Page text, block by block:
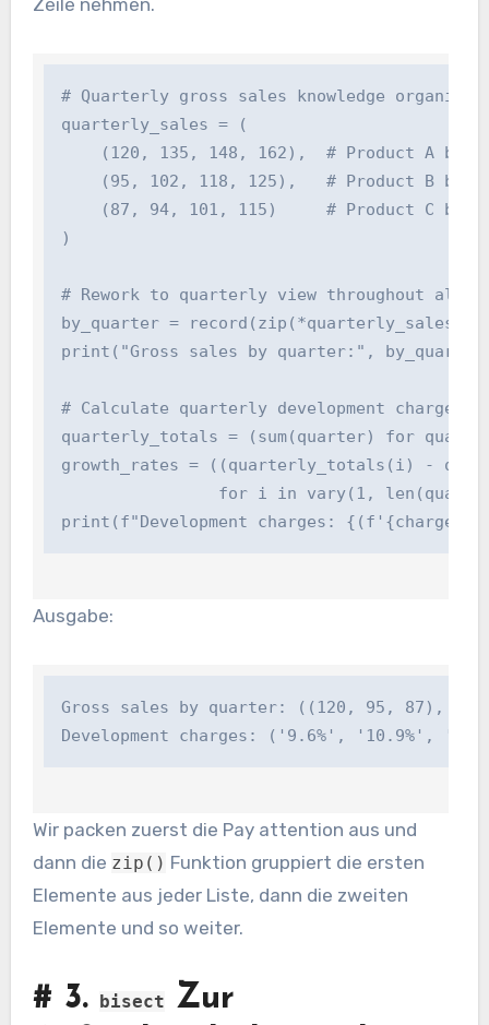
Zeile nehmen.
# Quarterly gross sales knowledge
quarterly_sales = (
(120, 135, 148, 162),  # Product A by
(95, 102, 118, 125),   # Product B by
(87, 94, 101, 115)     # Product C by
)
# Rework to quarterly view throughout all
by_quarter = record(zip(*quarterly_sales))
print("Gross sales by quarter:",
# Calculate quarterly development charges
quarterly_totals = (sum(quarter) for
growth_rates = ((quarterly_totals(i) -
for i in vary(1,
print(f"Development charges:
Ausgabe:
Gross sales by quarter: ((120, 95, 87),
Development charges: ('9.6%', '10.9%',
Wir packen zuerst die Pay attention aus und
dann die zip() Funktion gruppiert die ersten
Elemente aus jeder Liste, dann die zweiten
Elemente und so weiter.
# 3. bisect
Zur